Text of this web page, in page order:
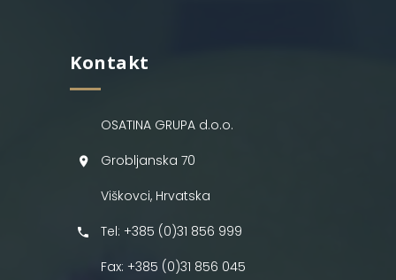
Kontakt
OSATINA GRUPA d.o.o.
Grobljanska 70
Viškovci, Hrvatska
Tel: +385 (0)31 856 999
Fax: +385 (0)31 856 045